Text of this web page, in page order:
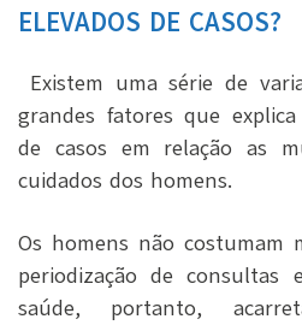
ELEVADOS DE CASOS?
Existem uma série de
grandes fatores que
de casos em relação as
cuidados dos homens.
Os homens não costumam
periodização de consultas
saúde, portanto,